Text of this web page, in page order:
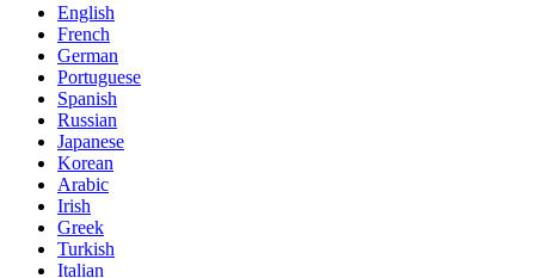
English
French
German
Portuguese
Spanish
Russian
Japanese
Korean
Arabic
Irish
Greek
Turkish
Italian